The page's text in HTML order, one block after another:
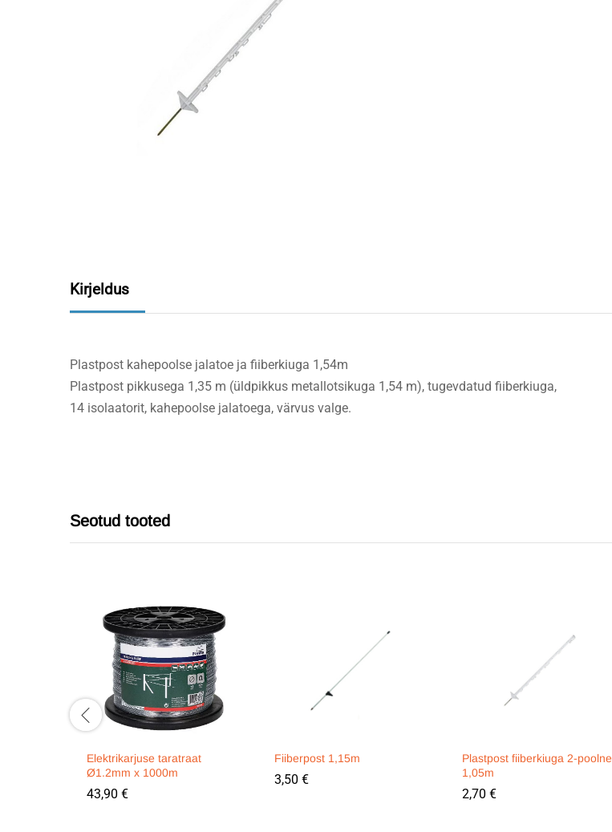
Kirjeldus
Plastpost kahepoolse jalatoe ja fiiberkiuga 1,54m
Plastpost pikkusega 1,35 m (üldpikkus metallotsikuga 1,54 m), tugevdatud fiiberkiuga,
14 isolaatorit, kahepoolse jalatoega, värvus valge.
Seotud tooted
Elektrikarjuse taratraat
Ø1.2mm x 1000m
43,90 €
Fiiberpost 1,15m
3,50 €
Plastpost fiiberkiuga 2-poolne
1,05m
2,70 €